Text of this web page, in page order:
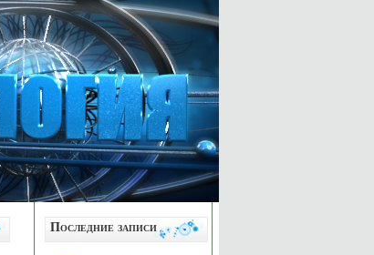
Последние записи